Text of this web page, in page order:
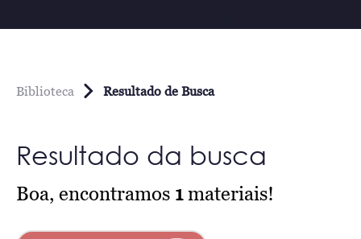
Biblioteca Resultado de Busca
Resultado da busca
Boa, encontramos 1materiais!